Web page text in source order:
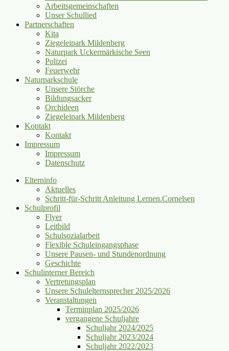
Arbeitsgemeinschaften
Unser Schullied
Partnerschaften
Kita
Ziegeleipark Mildenberg
Naturpark Uckermärkische Seen
Polizei
Feuerwehr
Naturparkschule
Unsere Störche
Bildungsacker
Orchideen
Ziegeleipark Mildenberg
Kontakt
Kontakt
Impressum
Impressum
Datenschutz
Elterninfo
Aktuelles
Schritt-für-Schritt Anleitung Lernen.Cornelsen
Schulprofil
Flyer
Leitbild
Schulsozialarbeit
Flexible Schuleingangsphase
Unsere Pausen- und Stundenordnung
Geschichte
Schulinterner Bereich
Vertretungsplan
Unsere Schulelternsprecher 2025/2026
Veranstaltungen
Terminplan 2025/2026
vergangene Schuljahre
Schuljahr 2024/2025
Schuljahr 2023/2024
Schuljahr 2022/2023